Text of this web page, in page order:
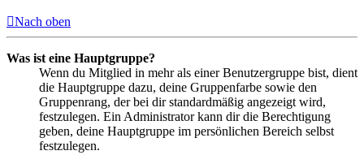
Nach oben
Was ist eine Hauptgruppe?
Wenn du Mitglied in mehr als einer Benutzergruppe bist, dient
die Hauptgruppe dazu, deine Gruppenfarbe sowie den
Gruppenrang, der bei dir standardmäßig angezeigt wird,
festzulegen. Ein Administrator kann dir die Berechtigung
geben, deine Hauptgruppe im persönlichen Bereich selbst
festzulegen.